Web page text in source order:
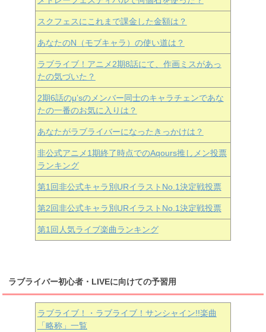
スクフェスにこれまで課金した金額は？
あなたのN（モブキャラ）の使い道は？
ラブライブ！アニメ2期8話にて、作画ミスがあっ
たの気づいた？
2期6話のμ’sのメンバー同士のキャラチェンであな
たの一番のお気に入りは？
あなたがラブライバーになったきっかけは？
非公式アニメ1期終了時点でのAqours推しメン投票
ランキング
第1回非公式キャラ別URイラストNo.1決定戦投票
第2回非公式キャラ別URイラストNo.1決定戦投票
第1回人気ライブ楽曲ランキング
ラブライバー初心者・LIVEに向けての予習用
ラブライブ！・ラブライブ！サンシャイン!!楽曲
「略称」一覧